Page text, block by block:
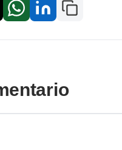
WhatsAppLinkedInCopiar